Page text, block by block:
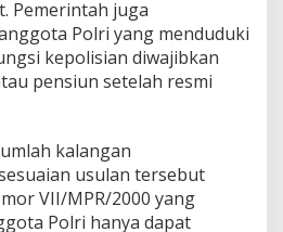
Pemerintah juga
Polri yang menduduki
kepolisian diwajibkan
pensiun setelah resmi
kalangan
usulan tersebut
VII/MPR/2000 yang
Polri hanya dapat